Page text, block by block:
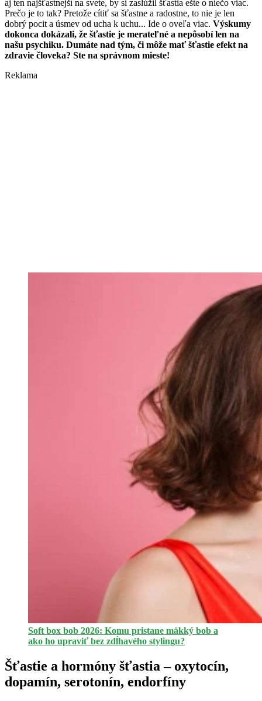
aj ten najšťastnejší na svete, by si zaslúžil šťastia ešte o niečo viac.
Prečo je to tak? Pretože cítiť sa šťastne a radostne, to nie je len
dobrý pocit a úsmev od ucha k uchu... Ide o oveľa viac. Výskumy
dokonca dokázali, že šťastie je merateľné a nepôsobí len na
našu psychiku. Dumáte nad tým, či môže mať šťastie efekt na
zdravie človeka? Ste na správnom mieste!
Reklama
Soft box bob 2026: Komu pristane mäkký bob a
ako ho upraviť bez zdĺhavého stylingu?
Šťastie a hormóny šťastia – oxytocín,
dopamín, serotonín, endorfíny